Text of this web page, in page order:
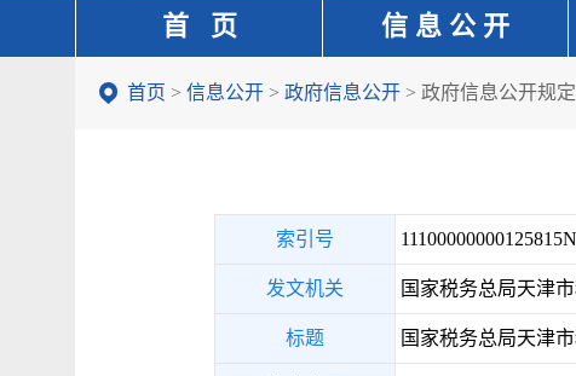
首 页 信 息 公 开
首页 > 信息公开 > 政府信息公开 > 政府信息公开规定
索引号
发文机关 国家税务总局天津
标题 国家税务总局天津